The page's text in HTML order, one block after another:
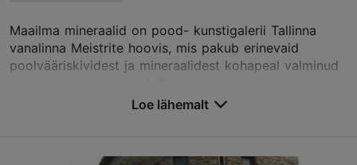
Maailma mineraalid on pood- kunstigalerii Tallinna
vanalinna Meistrite hoovis, mis pakub erinevaid
poolvääriskividest ja mineraalidest kohapeal valminud
Loe lähemalt